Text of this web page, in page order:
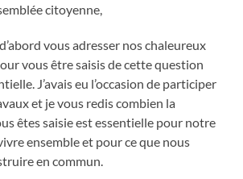
citoyenne,
vous adresser nos chaleureux
vous être saisis de cette question
J’avais eu l’occasion de participer
et je vous redis combien la
êtes saisie est essentielle pour notre
ensemble et pour ce que nous
en commun.